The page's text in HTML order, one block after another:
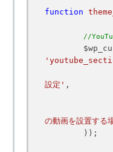
function
//
設定' ,
の動画を設置する